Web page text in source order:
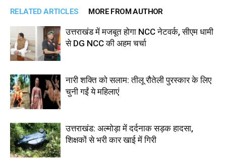
RELATED ARTICLES MORE FROM AUTHOR
उत्तराखंड में मजबूत होगा NCC नेटवर्क, सीएम धामी
से DG NCC की अहम चर्चा
नारी शक्ति को सलाम: तीलू रौतेली पुरस्कार के लिए
चुनी गईं ये महिलाएं
उत्तराखंड: अल्मोड़ा में दर्दनाक सड़क हादसा,
शिक्षकों से भरी कार खाई में गिरी